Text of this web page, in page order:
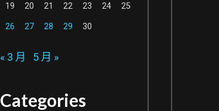
19 20 21 22 23 24 25
26 27 28 29 30
« 3 月 5 月 »
Categories